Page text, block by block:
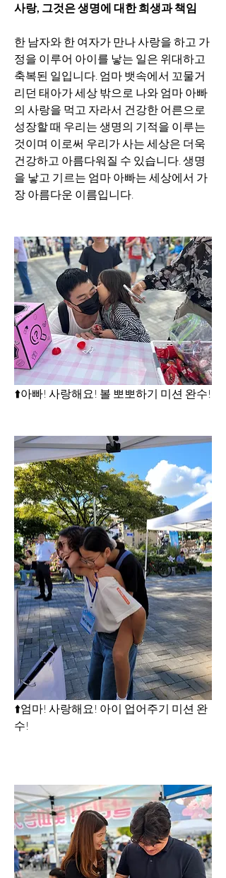
사랑, 그것은 생명에 대한 희생과 책임
한 남자와 한 여자가 만나 사랑을 하고 가
정을 이루어 아이를 낳는 일은 위대하고
축복된 일입니다. 엄마 뱃속에서 꼬물거
리던 태아가 세상 밖으로 나와 엄마 아빠
의 사랑을 먹고 자라서 건강한 어른으로
성장할 때 우리는 생명의 기적을 이루는
것이며 이로써 우리가 사는 세상은 더욱
건강하고 아름다워질 수 있습니다. 생명
을 낳고 기르는 엄마 아빠는 세상에서 가
장 아름다운 이름입니다.
⬆️아빠! 사랑해요! 볼 뽀뽀하기 미션 완수!
⬆️엄마! 사랑해요! 아이 업어주기 미션 완
수!